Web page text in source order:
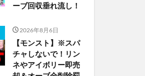
ーブ回収垂れ流し！
2026年8月6日
【モンスト】※スパ
チャしないで！リン
ネやアイボリー即売